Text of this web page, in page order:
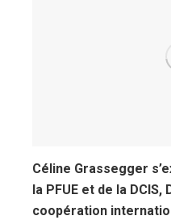
Céline Grassegger
la PFUE et de la
coopération